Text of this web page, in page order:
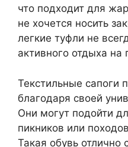
что подходит для
не хочется носить
легкие туфли не
активного отдыха на
Текстильные сапоги
благодаря своей
Они могут подойти
пикников или
Такая обувь отлично